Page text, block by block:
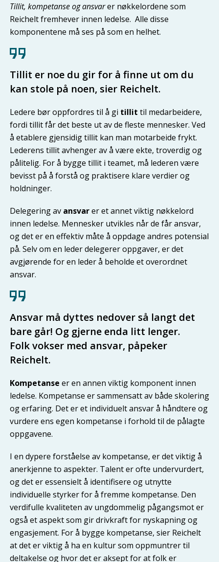
Tillit, kompetanse og ansvarer nøkkelordene som
Reichelt fremhever innen ledelse. Alle disse
komponentene må ses på som en helhet.
Tillit er noe du gir for å finne ut om du
kan stole på noen, sier Reichelt.
Ledere bør oppfordres til å gi tillit til medarbeidere,
fordi tillit får det beste ut av de fleste mennesker. Ved
å etablere gjensidig tillit kan man motarbeide frykt.
Lederens tillit avhenger av å være ekte, troverdig og
pålitelig. For å bygge tillit i teamet, må lederen være
bevisst på å forstå og praktisere klare verdier og
holdninger.
Delegering av ansvarer et annet viktig nøkkelord
innen ledelse. Mennesker utvikles når de får ansvar,
og det er en effektiv måte å oppdage andres potensial
på. Selv om en leder delegerer oppgaver, er det
avgjørende for en leder å beholde et overordnet
ansvar.
Ansvar må dyttes nedover så langt det
bare går! Og gjerne enda litt lenger.
Folk vokser med ansvar, påpeker
Reichelt.
Kompetanse er en annen viktig komponent innen
ledelse. Kompetanse er sammensatt av både skolering
og erfaring. Det er et individuelt ansvar å håndtere og
vurdere ens egen kompetanse i forhold til de pålagte
oppgavene.
I en dypere forståelse av kompetanse, er det viktig å
anerkjenne to aspekter. Talent er ofte undervurdert,
og det er essensielt å identifisere og utnytte
individuelle styrker for å fremme kompetanse. Den
verdifulle kvaliteten av ungdommelig pågangsmot er
også et aspekt som gir drivkraft for nyskapning og
engasjement. For å bygge kompetanse, sier Reichelt
at det er viktig å ha en kultur som oppmuntrer til
deltakelse og hvor det er aksept for at folk er